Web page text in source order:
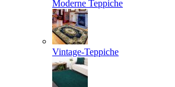
Moderne Teppiche
Vintage-Teppiche